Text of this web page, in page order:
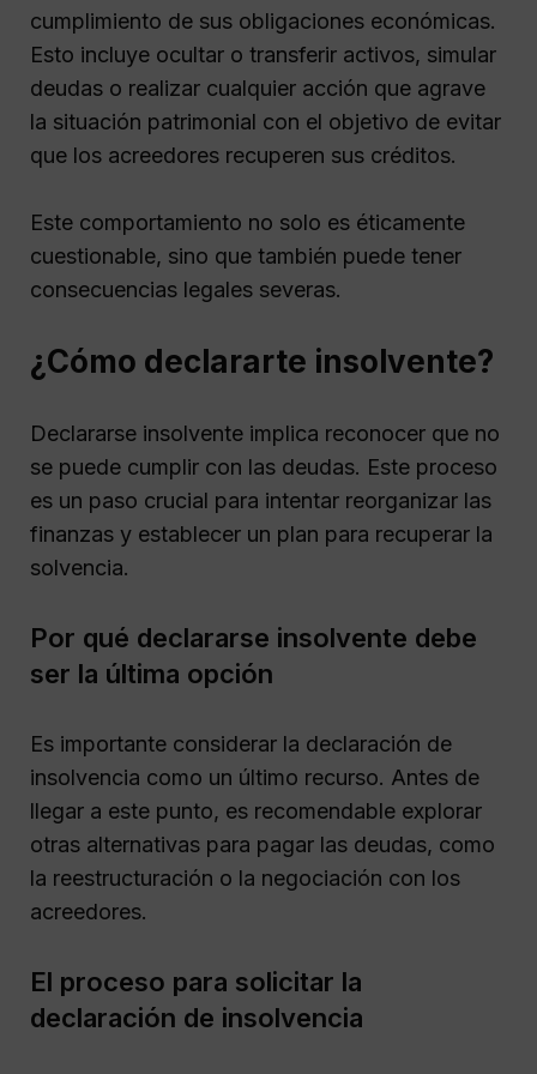
cumplimiento de sus obligaciones económicas.
Esto incluye ocultar o transferir activos, simular
deudas o realizar cualquier acción que agrave
la situación patrimonial con el objetivo de evitar
que los acreedores recuperen sus créditos.
Este comportamiento no solo es éticamente
cuestionable, sino que también puede tener
consecuencias legales severas.
¿Cómo declararte insolvente?
Declararse insolvente implica reconocer que no
se puede cumplir con las deudas. Este proceso
es un paso crucial para intentar reorganizar las
finanzas y establecer un plan para recuperar la
solvencia.
Por qué declararse insolvente debe
ser la última opción
Es importante considerar la declaración de
insolvencia como un último recurso. Antes de
llegar a este punto, es recomendable explorar
otras alternativas para pagar las deudas, como
la reestructuración o la negociación con los
acreedores.
El proceso para solicitar la
declaración de insolvencia